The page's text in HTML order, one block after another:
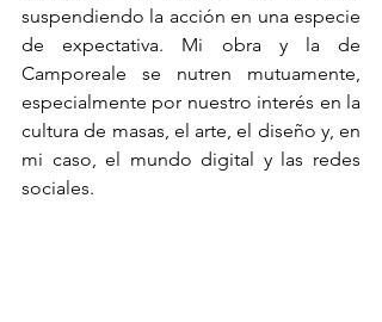
suspendiendo la acción en una especie
de expectativa. Mi obra y la de
Camporeale se nutren mutuamente,
especialmente por nuestro interés en la
cultura de masas, el arte, el diseño y, en
mi caso, el mundo digital y las redes
sociales.